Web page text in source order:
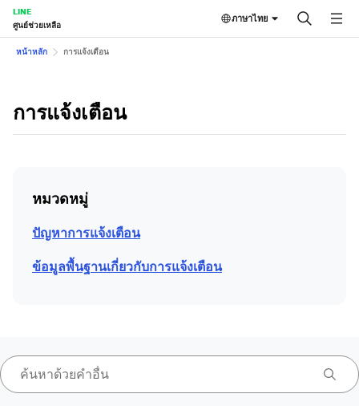
LINE
ศูนย์ช่วยเหลือ
ภาษาไทย
หน้าหลัก การแจ้งเตือน
การแจ้งเตือน
หมวดหมู่
ปัญหาการแจ้งเตือน
ข้อมูลพื้นฐานเกี่ยวกับการแจ้งเตือน